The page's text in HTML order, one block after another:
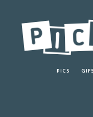
PICS GIFS